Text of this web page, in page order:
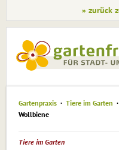
» zurück
Gartenpraxis Tiere im Garten
Wollbiene
Tiere im Garten